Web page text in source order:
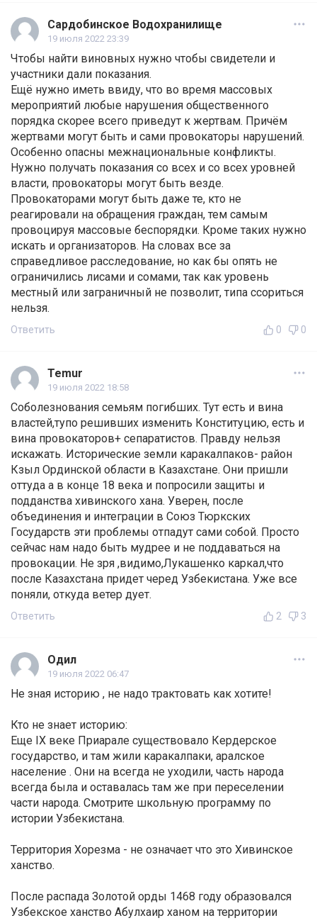
Сардобинское Водохранилище
19 июля 2022 23:39
Чтобы найти виновных нужно чтобы свидетели и
участники дали показания.
Ещё нужно иметь ввиду, что во время массовых
мероприятий любые нарушения общественного
порядка скорее всего приведут к жертвам. Причём
жертвами могут быть и сами провокаторы нарушений.
Особенно опасны межнациональные конфликты.
Нужно получать показания со всех и со всех уровней
власти, провокаторы могут быть везде.
Провокаторами могут быть даже те, кто не
реагировали на обращения граждан, тем самым
провоцируя массовые беспорядки. Кроме таких нужно
искать и организаторов. На словах все за
справедливое расследование, но как бы опять не
ограничились лисами и сомами, так как уровень
местный или заграничный не позволит, типа ссориться
нельзя.
Ответить 0 0
Temur
19 июля 2022 18:58
Соболезнования семьям погибших. Тут есть и вина
властей,тупо решивших изменить Конституцию, есть и
вина провокаторов+ сепаратистов. Правду нельзя
искажать. Исторические земли каракалпаков- район
Кзыл Ординской области в Казахстане. Они пришли
оттуда а в конце 18 века и попросили защиты и
подданства хивинского хана. Уверен, после
объединения и интеграции в Союз Тюркских
Государств эти проблемы отпадут сами собой. Просто
сейчас нам надо быть мудрее и не поддаваться на
провокации. Не зря ,видимо,Лукашенко каркал,что
после Казахстана придет черед Узбекистана. Уже все
поняли, откуда ветер дует.
Ответить 2 3
Одил
19 июля 2022 06:47
Не зная историю , не надо трактовать как хотите!
Кто не знает историю:
Еще IX веке Приарале существовало Кердерское
государство, и там жили каракалпаки, аралское
население . Они на всегда не уходили, часть народа
всегда была и оставалась там же при переселении
части народа. Смотрите школьную программу по
истории Узбекистана.
Территория Хорезма - не означает что это Хивинское
ханство.
После распада Золотой орды 1468 году образовался
Узбекское ханство Абулхаир ханом на территории